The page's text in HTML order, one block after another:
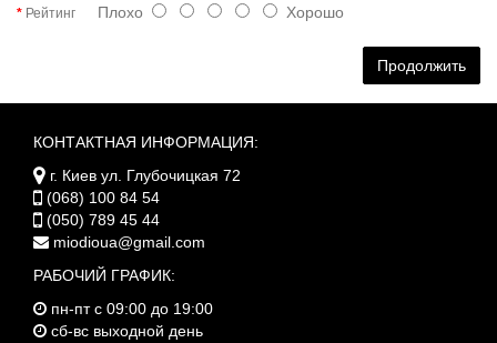
Рейтинг Плохо Хорошо
Продолжить
КОНТАКТНАЯ ИНФОРМАЦИЯ:
г. Киев ул. Глубочицкая 72
(068) 100 84 54
(050) 789 45 44
miodioua@gmail.com
РАБОЧИЙ ГРАФИК:
пн-пт с 09:00 до 19:00
сб-вс выходной день